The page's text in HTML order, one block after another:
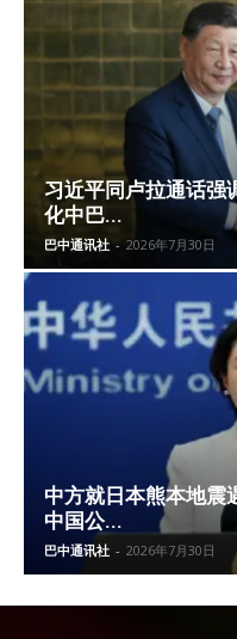
习近平同卢拉通话强
化中巴...
巴中通讯社 - 2026年7月30日
中方就日本熊本地震
中国公...
巴中通讯社 - 2026年7月30日